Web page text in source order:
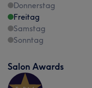
Donnerstag
Freitag
Samstag
Sonntag
Salon Awards